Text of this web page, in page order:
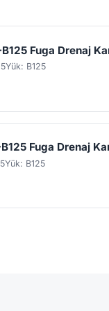
Fuga Drenaj
Yük: B125
Fuga Drenaj
Yük: B125